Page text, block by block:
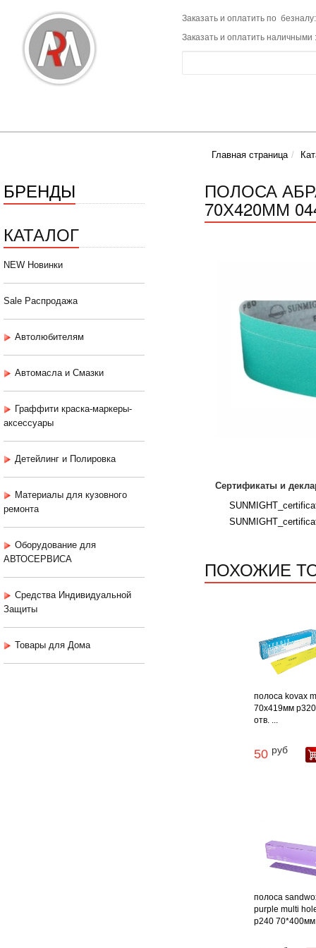
Заказать и оплатить по
Заказать и оплатить наличными
Главная страница
БРЕНДЫ
КАТАЛОГ
NEW Новинки
Sale Распродажа
Автолюбителям
Автомасла и Смазки
Граффити краска-маркеры-
аксессуары
Детейлинг и Полировка
Материалы для кузовного
ремонта
Оборудование для
АВТОСЕРВИСА
Средства Индивидуальной
Защиты
Товары для Дома
ПОЛОСА
70Х420ММ
Сертификаты и
ПОХОЖИЕ
полоса kovax
70х419мм
отв. ...
50 руб
полоса
purple multi
p240 70*400мм